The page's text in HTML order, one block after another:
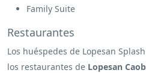
Family Suite
Restaurantes
Los huéspedes de Lopesan
los restaurantes de Lopesan